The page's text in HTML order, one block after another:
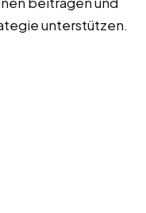
unterstützen.